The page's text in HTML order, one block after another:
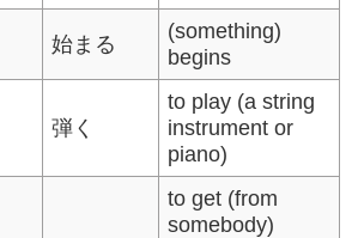
始まる
(something)
begins
弾く
to play (a string
instrument or
piano)
to get (from
somebody)